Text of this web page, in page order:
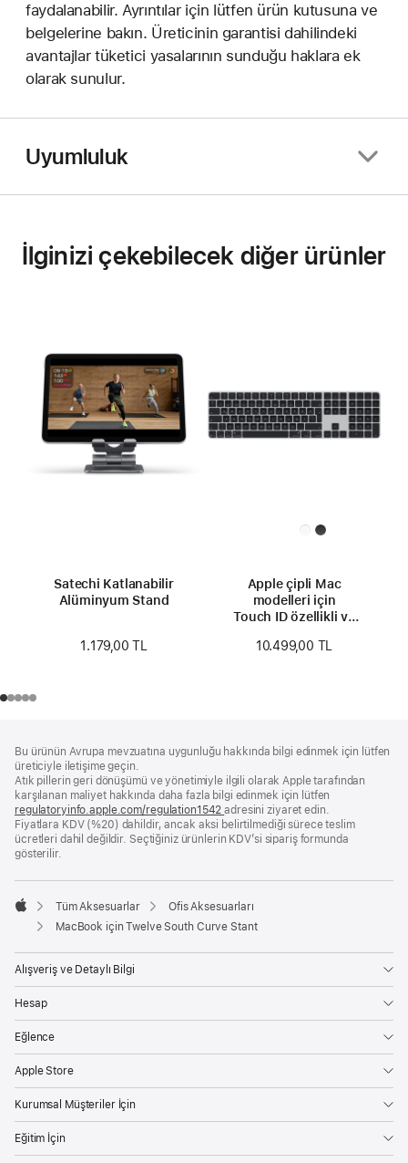
faydalanabilir. Ayrıntılar için lütfen ürün kutusuna ve
belgelerine bakın. Üreticinin garantisi dahilindeki
avantajlar tüketici yasalarının sunduğu haklara ek
olarak sunulur.
Uyumluluk
İlginizi çekebilecek diğer ürünler
Satechi Katlanabilir
Alüminyum Stand
1.179,00 TL
Apple çipli Mac
modelleri için
Touch ID özellikli ve
Magic Keyboard
10.499,00 TL
Bilgi
Bu ürünün Avrupa mevzuatına uygunluğu hakkında bilgi edinmek için lütfen
üreticiyle iletişime geçin.
Atık pillerin geri dönüşümü ve yönetimiyle ilgili olarak Apple tarafından
karşılanan maliyet hakkında daha fazla bilgi edinmek için lütfen
regulatoryinfo.apple.com/regulation1542(yeni
bir
pencerede
adresini ziyaret edin.
Fiyatlara KDV (%20) dahildir, ancak aksi belirtilmediği sürece teslim
ücretleri dahil değildir. Seçtiğiniz ürünlerin KDV’si sipariş formunda
gösterilir.
Apple
Tüm Aksesuarlar
Ofis Aksesuarları
MacBook için Twelve South Curve Stant
Alışveriş ve Detaylı Bilgi
Hesap
Eğlence
Apple Store
Kurumsal Müşteriler İçin
Eğitim İçin